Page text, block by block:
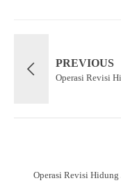
PREVIOUS
Operasi Revisi
Operasi Revisi